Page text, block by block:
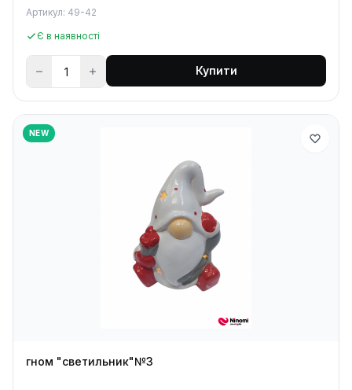
Артикул: 49-42
Є в наявності
Купити
NEW
гном "светильник"№3